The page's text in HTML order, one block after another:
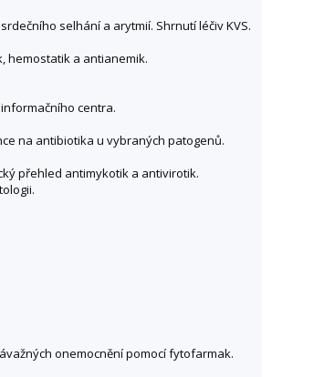
selhání a arytmií. Shrnutí léčiv KVS.
hemostatik a antianemik.
centra.
na antibiotika u vybraných patogenů.
přehled antimykotik a antivirotik.
onemocnění pomocí fytofarmak.